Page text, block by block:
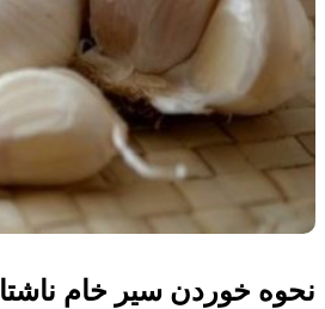
نحوه خوردن سیر خام ناشتا